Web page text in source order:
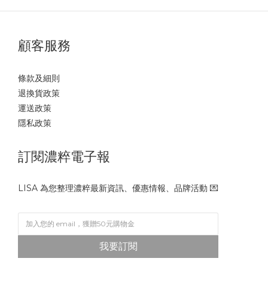
顧客服務
條款及細則
退換貨政策
運送政策
隱私政策
訂閱濃粹電子報
LISA 為您整理濃粹最新資訊、優惠情報、品牌活動 💌
我要訂閱